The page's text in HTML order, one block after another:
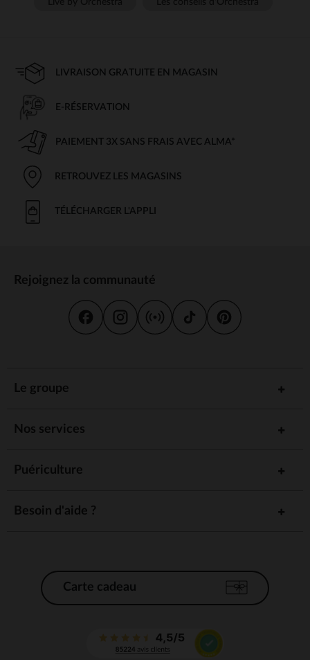
LIVRAISON GRATUITE EN MAGASIN
E-RÉSERVATION
PAIEMENT 3X SANS FRAIS AVEC ALMA*
RETROUVEZ LES MAGASINS
TÉLÉCHARGER L'APPLI
Rejoignez la communauté
Le groupe
Nos services
Puériculture
Besoin d'aide ?
Carte cadeau